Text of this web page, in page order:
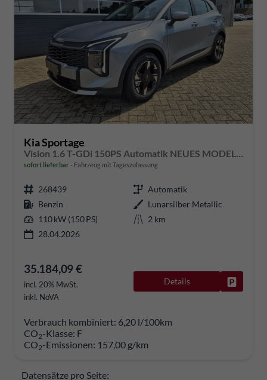
Kia Sportage
sofort lieferbar Fahrzeug mit Tageszulassung
268439
Automatik
Benzin
Lunarsilber Metallic
110 kW (150 PS)
2 km
28.04.2026
35.184,09 €
incl. 20% MwSt.
inkl. NoVA
Details
Verbrauch kombiniert: 6,20 l/100km
CO2-Klasse: F
CO2-Emissionen: 157,00 g/km
Datensätze pro Seite: